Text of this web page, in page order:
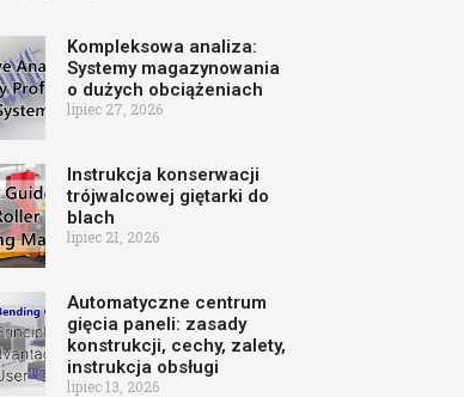
Kompleksowa analiza:
Systemy magazynowania
o dużych obciążeniach
lipiec 27, 2026
Instrukcja konserwacji
trójwalcowej giętarki do
blach
lipiec 21, 2026
Automatyczne centrum
gięcia paneli: zasady
konstrukcji, cechy, zalety,
instrukcja obsługi
lipiec 13, 2026